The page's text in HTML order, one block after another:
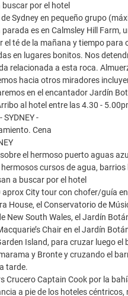
por el hotel
Sydney en pequeño grupo
es en Calmsley Hill
el té de la mañana y tiempo
en lugares bonitos. Nos
relacionada a esta roca.
hacia otros miradores
en el encantador Jardín
al hotel entre las 4.30 -
SYDNEY -
Cena
el hermoso puerto aguas
cursos de agua,
a buscar por el hotel
City tour con chofer/guía
House, el Conservatorio de
New South Wales, el Jardín
Chair en el Jardín
Island, para cruzar luego
y Bronte y cruzando el
tarde.
Crucero Captain Cook por la
a pie de los hoteles céntricos,